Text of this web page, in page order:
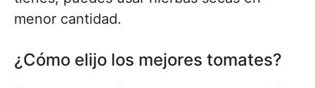
menor cantidad.
¿Cómo elijo los mejores tomates?